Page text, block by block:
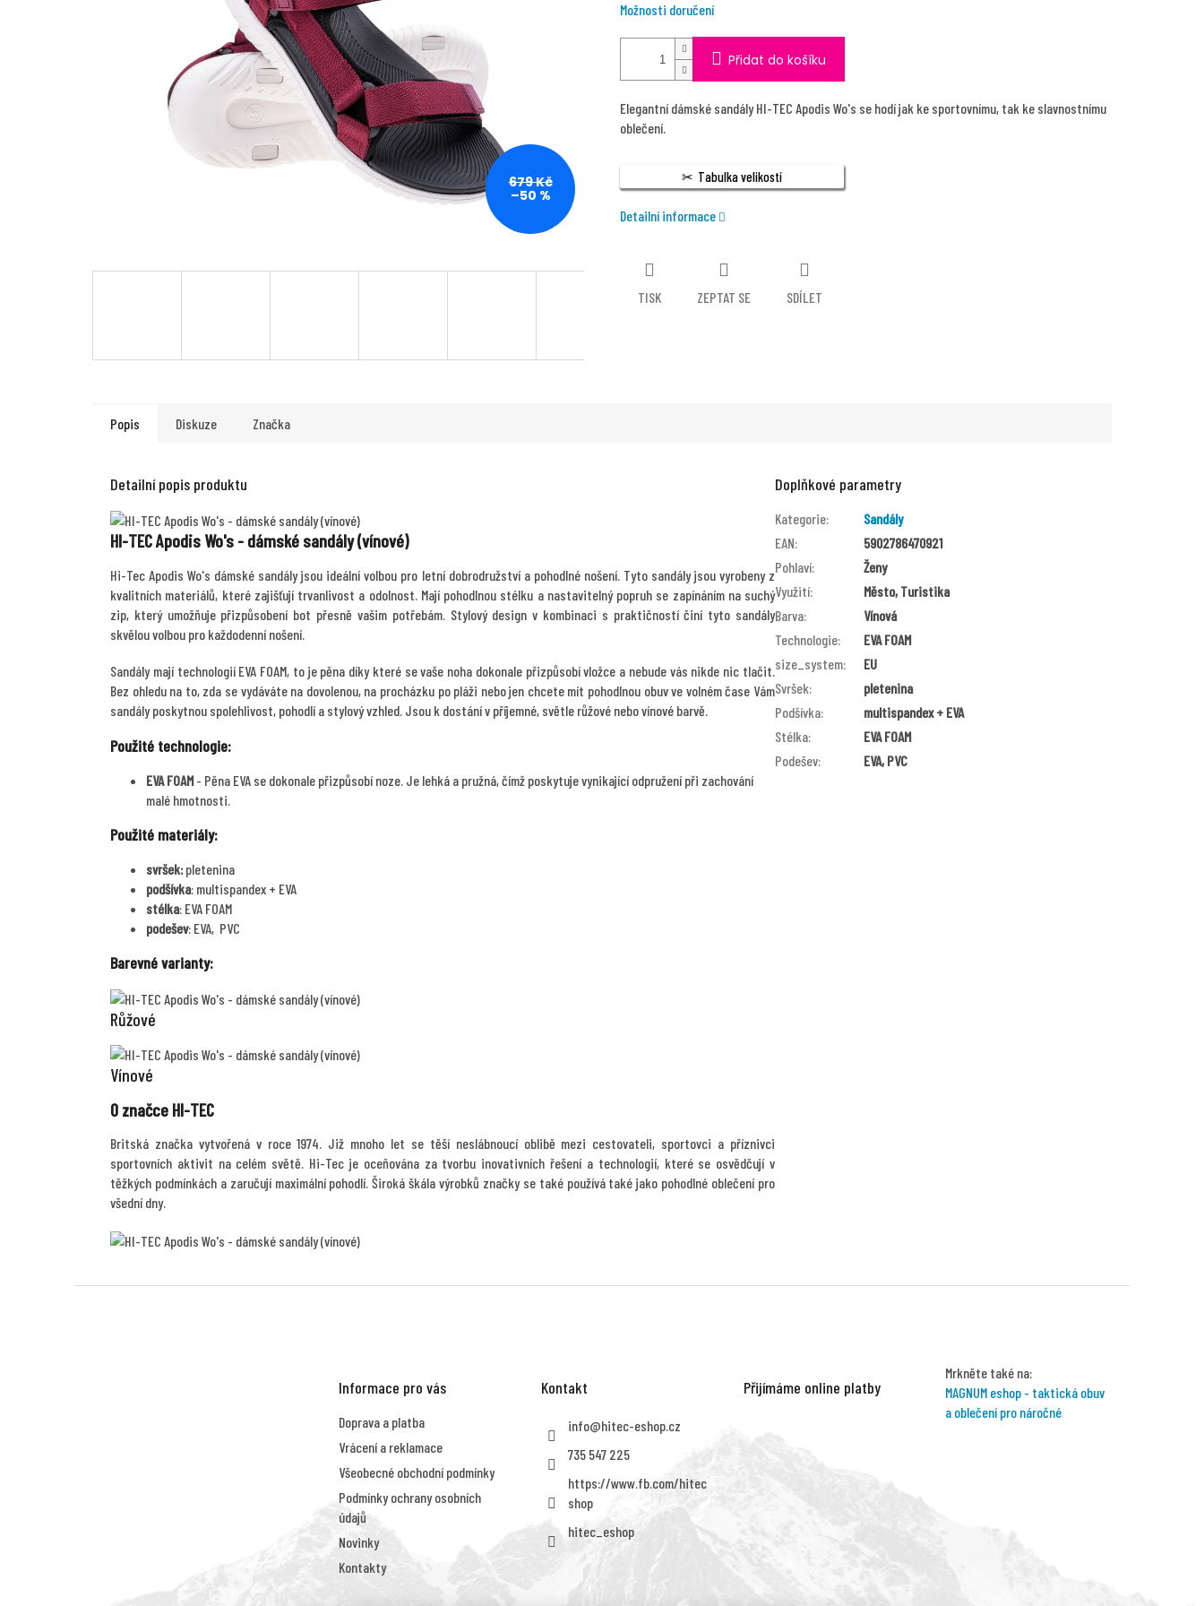
679 Kč
–50 %
Možnosti doručení
Přidat do košíku
Elegantní dámské sandály HI-TEC Apodis Wo's se hodí jak ke sportovnímu, tak ke slavnostnímu
oblečení.
Tabulka velikostí
Detailní informace
TISK ZEPTAT SE SDÍLET
Popis Diskuze Značka
Detailní popis produktu
HI-TEC Apodis Wo's - dámské sandály (vínové)
Hi-Tec Apodis Wo's dámské sandály jsou ideální volbou pro letní dobrodružství a pohodlné nošení. Tyto sandály jsou vyrobeny z
kvalitních materiálů, které zajišťují trvanlivost a odolnost. Mají pohodlnou stélku a nastavitelný popruh se zapínáním na suchý
zip, který umožňuje přizpůsobení bot přesně vašim potřebám. Stylový design v kombinaci s praktičností činí tyto sandály
skvělou volbou pro každodenní nošení.
Sandály mají technologií EVA FOAM, to je pěna díky které se vaše noha dokonale přizpůsobí vložce a nebude vás nikde nic tlačit.
Bez ohledu na to, zda se vydáváte na dovolenou, na procházku po pláži nebo jen chcete mít pohodlnou obuv ve volném čase Vám
sandály poskytnou spolehlivost, pohodlí a stylový vzhled. Jsou k dostání v příjemné, světle růžové nebo vínové barvě.
Použité technologie:
EVA FOAM- Pěna EVA se dokonale přizpůsobí noze. Je lehká a pružná, čímž poskytuje vynikající odpružení při zachování
malé hmotnosti.
Použité materiály:
svršek:pletenina
podšívka: multispandex + EVA
stélka: EVA FOAM
podešev: EVA, PVC
Barevné varianty:
Růžové
Vínové
O značce HI-TEC
Britská značka vytvořená v roce 1974. Již mnoho let se těší neslábnoucí oblibě mezi cestovateli, sportovci a příznivci
sportovních aktivit na celém světě. Hi-Tec je oceňována za tvorbu inovativních řešení a technologií, které se osvědčují v
těžkých podmínkách a zaručují maximální pohodlí. Široká škála výrobků značky se také používá také jako pohodlné oblečení pro
všední dny.
Doplňkové parametry
Kategorie:
Sandály
EAN:
5902786470921
Pohlaví:
Ženy
Využití:
Město, Turistika
Barva:
Vínová
Technologie:
EVA FOAM
size_system:
EU
Svršek:
pletenina
Podšívka:
multispandex + EVA
Stélka:
EVA FOAM
Podešev: EVA, PVC
Informace pro vás
Doprava a platba
Vrácení a reklamace
Všeobecné obchodní podmínky
Podmínky ochrany osobních
údajů
Novinky
Kontakty
Kontakt
info@hitec-eshop.cz
735 547 225
https://www.fb.com/hitec
shop
hitec_eshop
Přijímáme online platby
Mrkněte také na:
MAGNUM eshop - taktická obuv
a oblečení pro náročné